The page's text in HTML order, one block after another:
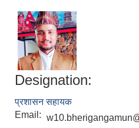
Designation:
प्रशासन सहायक
Email: